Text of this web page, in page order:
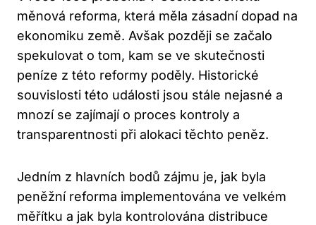
měnová reforma, která měla zásadní dopad na
ekonomiku země. Avšak později se začalo
spekulovat o tom, kam se ve skutečnosti
peníze z této reformy poděly. Historické
souvislosti této události jsou stále nejasné a
mnozí se zajímají o proces kontroly a
transparentnosti při alokaci těchto peněz.
Jedním z hlavních bodů zájmu je, jak byla
peněžní reforma implementována ve velkém
měřítku a jak byla kontrolována distribuce